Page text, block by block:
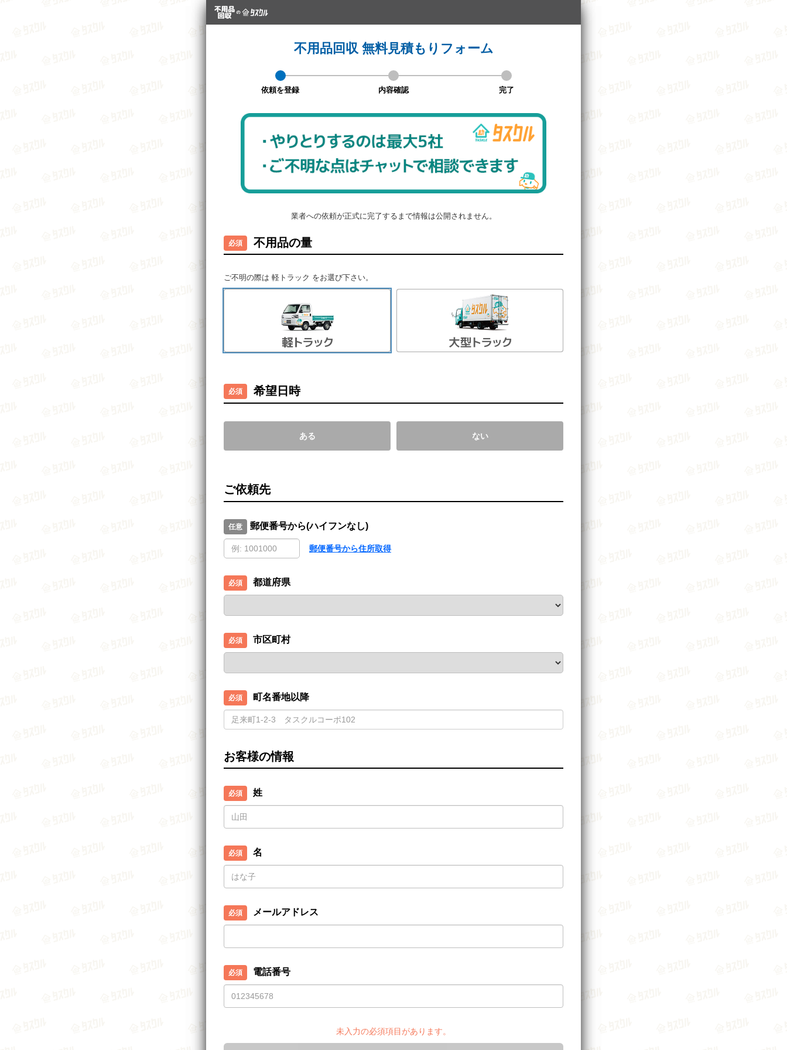
不用品回収 無料見積もりフォーム
依頼を登録 内容確認 完了
業者への依頼が正式に完了するまで情報は公開されません。
不用品の量
ご不明の際は 軽トラック をお選び下さい。
希望日時
ある ない
ご依頼先
郵便番号から(ハイフンなし)
郵便番号から住所取得
都道府県
市区町村
町名番地以降
お客様の情報
姓
名
メールアドレス
電話番号
未入力の必須項目があります。